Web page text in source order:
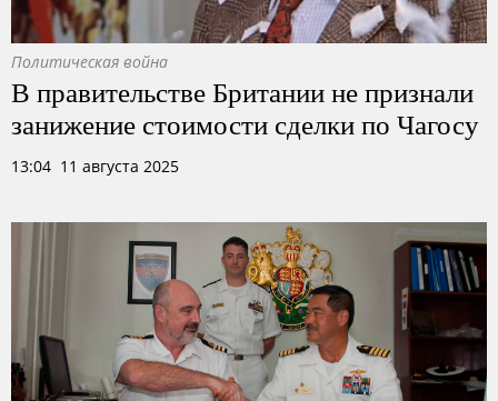
Политическая война
В правительстве Британии не признали
занижение стоимости сделки по Чагосу
13:04 11 августа 2025